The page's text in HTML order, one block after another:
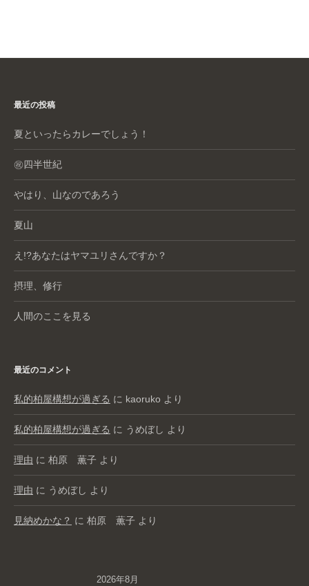
最近の投稿
夏といったらカレーでしょう！
㊗️四半世紀
やはり、山なのであろう
夏山
え!?あなたはヤマユリさんですか？
摂理、修行
人間のここを見る
最近のコメント
私的柏屋構想が過ぎる に kaoruko より
私的柏屋構想が過ぎる に うめぼし より
理由 に 柏原 薫子 より
理由 に うめぼし より
見納めかな？ に 柏原 薫子 より
2026年8月